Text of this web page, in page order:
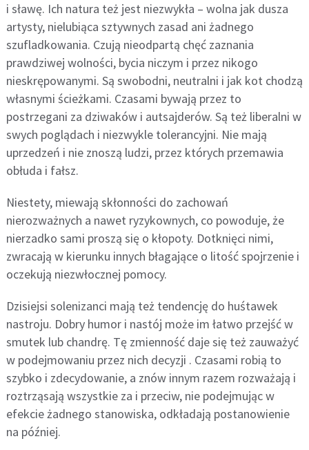
i sławę. Ich natura też jest niezwykła – wolna jak dusza
artysty, nielubiąca sztywnych zasad ani żadnego
szufladkowania. Czują nieodpartą chęć zaznania
prawdziwej wolności, bycia niczym i przez nikogo
nieskrępowanymi. Są swobodni, neutralni i jak kot chodzą
własnymi ścieżkami. Czasami bywają przez to
postrzegani za dziwaków i autsajderów. Są też liberalni w
swych poglądach i niezwykle tolerancyjni. Nie mają
uprzedzeń i nie znoszą ludzi, przez których przemawia
obłuda i fałsz.
Niestety, miewają skłonności do zachowań
nierozważnych a nawet ryzykownych, co powoduje, że
nierzadko sami proszą się o kłopoty. Dotknięci nimi,
zwracają w kierunku innych błagające o litość spojrzenie i
oczekują niezwłocznej pomocy.
Dzisiejsi solenizanci mają też tendencję do huśtawek
nastroju. Dobry humor i nastój może im łatwo przejść w
smutek lub chandrę. Tę zmienność daje się też zauważyć
w podejmowaniu przez nich decyzji . Czasami robią to
szybko i zdecydowanie, a znów innym razem rozważają i
roztrząsają wszystkie za i przeciw, nie podejmując w
efekcie żadnego stanowiska, odkładają postanowienie
na później.